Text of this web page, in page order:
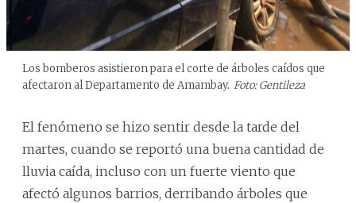
Los bomberos asistieron para el corte de árboles caídos que
afectaron al Departamento de Amambay. Foto: Gentileza
El fenómeno se hizo sentir desde la tarde del
martes, cuando se reportó una buena cantidad de
lluvia caída, incluso con un fuerte viento que
afectó algunos barrios, derribando árboles que